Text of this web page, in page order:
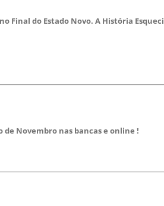
Final do Estado Novo. A História
Novembro nas bancas e online !